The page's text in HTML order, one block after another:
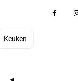
Keuken